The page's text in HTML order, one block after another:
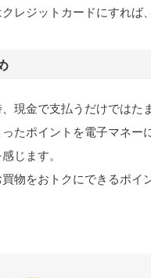
レジットカードにすれば
現金で支払うだけではた
たポイントを電子マネー
じます。
物をおトクにできるポイ